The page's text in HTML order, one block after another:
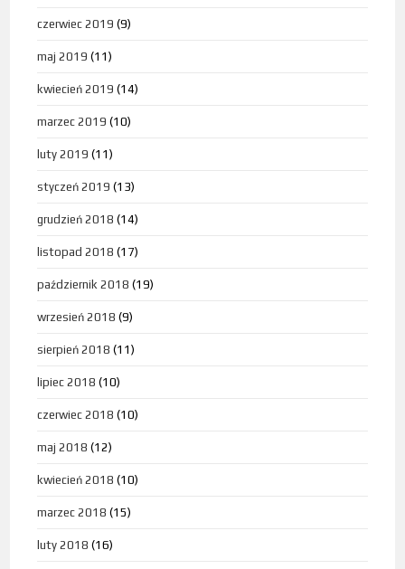
czerwiec 2019 (9)
maj 2019 (11)
kwiecień 2019 (14)
marzec 2019 (10)
luty 2019 (11)
styczeń 2019 (13)
grudzień 2018 (14)
listopad 2018 (17)
październik 2018 (19)
wrzesień 2018 (9)
sierpień 2018 (11)
lipiec 2018 (10)
czerwiec 2018 (10)
maj 2018 (12)
kwiecień 2018 (10)
marzec 2018 (15)
luty 2018 (16)